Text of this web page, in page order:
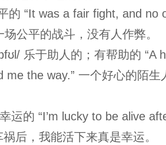
的 “It was a fair fight, and no
公平的战斗，没有人作弊。
乐于助人的；有帮助的 “A
me the way.” 一个好心的陌生
运的 “I’m lucky to be alive
后，我能活下来真是幸运。